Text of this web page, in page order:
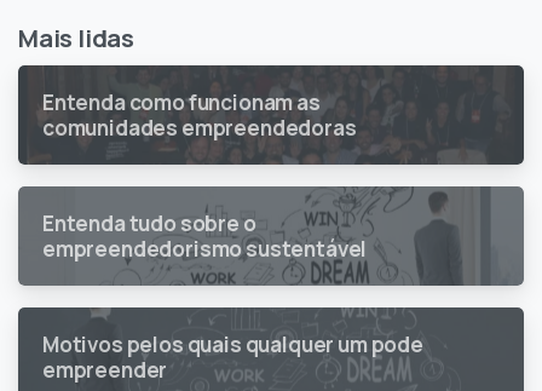
Mais lidas
Entenda como funcionam as
comunidades empreendedoras
Entenda tudo sobre o
empreendedorismo sustentável
Motivos pelos quais qualquer um pode
empreender